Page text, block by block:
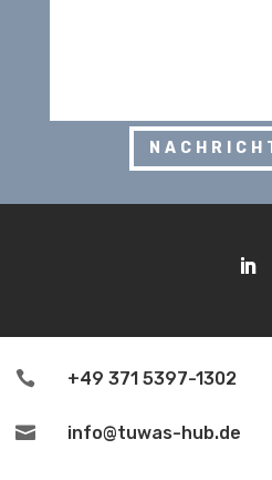
 +49 371 5397-1302
 info@tuwas-hub.de